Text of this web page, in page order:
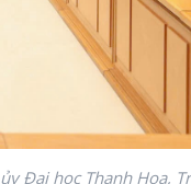
Đại học Thanh Hoa,